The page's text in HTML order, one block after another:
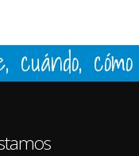
cuándo, cómo